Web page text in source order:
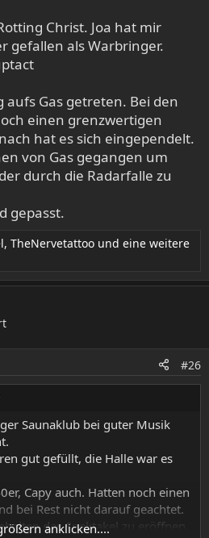
Christ. Joa hat mir
gefallen als Warbringer.
aufs Gas getreten. Bei den
einen grenzwertigen
hat es sich eingependelt.
von Gas gegangen um
durch die Radarfalle zu
gepasst.
, TheNervetattoo und eine weitere
#26
Saunaklub bei guter Musik
gut gefüllt, die Halle war es
Capy auch. Hatten noch einen
bei Rest nicht darauf geachtet.
das Spektakel zu eröffnen.
anklicken....